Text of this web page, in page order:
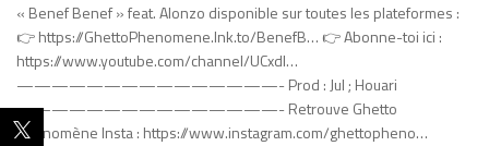
« Benef Benef » feat. Alonzo disponible sur toutes les plateformes :
👉 https://GhettoPhenomene.lnk.to/BenefB… 👉 Abonne-toi ici :
https://www.youtube.com/channel/UCxdI…
———————————————- Prod : Jul ; Houari
———————————————- Retrouve Ghetto
Phénomène Insta : https://www.instagram.com/ghettopheno…